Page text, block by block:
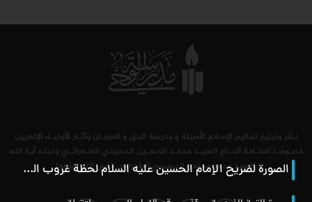
الصورة لضريح الإمام الحسين عليه السلام لحظة غروب الشمس في شهر محرم الحرام
نشر وتبليغ تعاليم الإسلام الأصيلة و مدرسة الحق و العرفـان وآثـار الأوليـاء الإلهيين
خصـوصًـا العلـامة الحـاج السيـد محمـد الحسـين الحسيني الطـهرانـي ونجله آية الله
السيد محمد محسن الحسيني الطهراني قدّس الله سرّهما.